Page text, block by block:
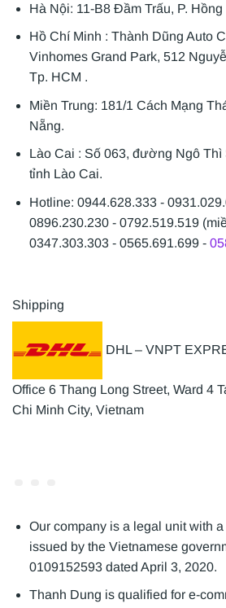
Hà Nội: 11-B8 Đầm Trấu, P.
Hồ Chí Minh : Thành Dũng Auto
Vinhomes Grand Park, 512
Tp. HCM .
Miền Trung: 181/1 Cách Mạng
Nẵng.
Lào Cai : Số 063, đường Ngô
tỉnh Lào Cai.
Hotline: 0944.628.333 -
0896.230.230 - 0792.519.519
0347.303.303 - 0565.691.699 -
Shipping
DHL – VNPT
Office 6 Thang Long Street, Ward 4
Chi Minh City, Vietnam
Our company is a legal unit with
issued by the Vietnamese
0109152593 dated April 3, 2020.
Thanh Dung is qualified for e-